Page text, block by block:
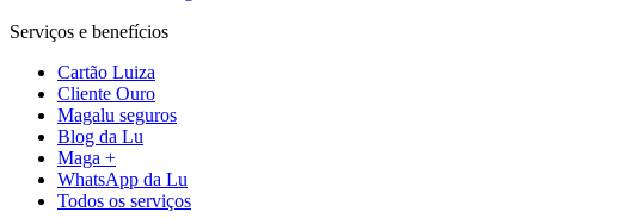
Serviços e benefícios
Cartão Luiza
Cliente Ouro
Magalu seguros
Blog da Lu
Maga +
WhatsApp da Lu
Todos os serviços